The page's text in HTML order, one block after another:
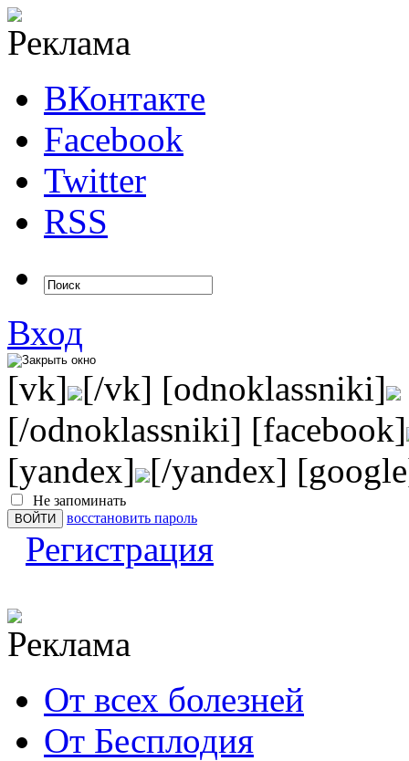
ВКонтакте
Facebook
Twitter
RSS
Вход
[vk] [/vk] [odnoklassniki]
[/odnoklassniki] [facebook]
[yandex] [/yandex]
Не запоминать
восстановить пароль
Регистрация
От всех болезней
От Бесплодия